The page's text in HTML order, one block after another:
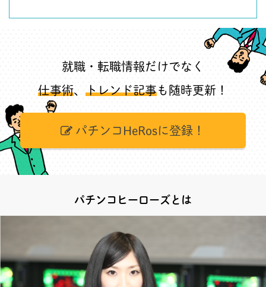
就職・転職情報だけでなく
仕事術、 トレンド記事も随時更新！
パチンコHeRosに登録！
パチンコヒーローズとは